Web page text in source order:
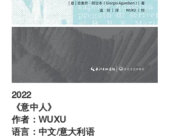
​2022
《意中人》
作者：WUXU
​语言：中文/意大利语